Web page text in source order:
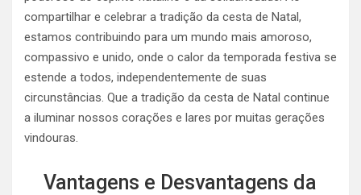
compartilhar e celebrar a tradição da cesta de Natal,
estamos contribuindo para um mundo mais amoroso,
compassivo e unido, onde o calor da temporada festiva se
estende a todos, independentemente de suas
circunstâncias. Que a tradição da cesta de Natal continue
a iluminar nossos corações e lares por muitas gerações
vindouras.
Vantagens e Desvantagens da